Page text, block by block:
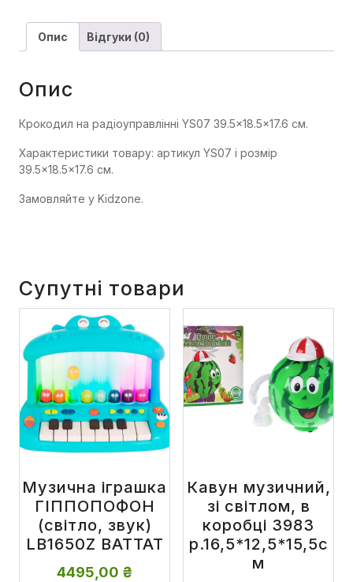
Опис Відгуки (0)
Опис
Крокодил на радіоуправлінні YS07 39.5×18.5×17.6 см.
Характеристики товару: артикул YS07 і розмір
39.5×18.5×17.6 см.
Замовляйте у Kidzone.
Супутні товари
Музична іграшка
ГІППОПОФОН
(світло, звук)
LB1650Z BATTAT
4495,00 ₴
Кавун музичний,
зі світлом, в
коробці 3983
р.16,5*12,5*15,5с
м